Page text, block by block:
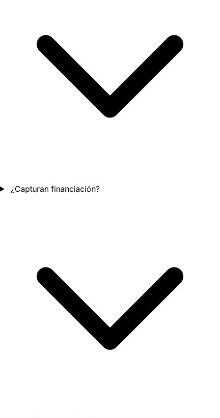
¿Capturan financiación?